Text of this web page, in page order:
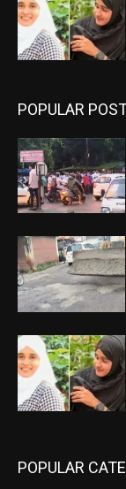
POPULAR
POPULAR